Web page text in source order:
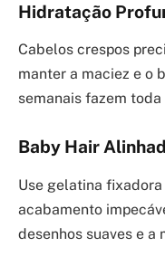
Hidratação
Cabelos crespos
manter a maciez e o
semanais fazem
Baby Hair
Use gelatina
acabamento
desenhos suaves e a